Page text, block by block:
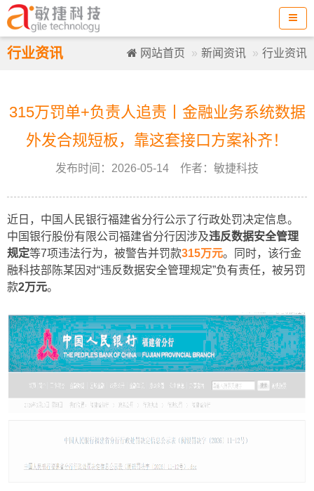
行业资讯 网站首页 新闻资讯 行业资讯
315万罚单+负责人追责丨金融业务系统数据
外发合规短板，靠这套接口方案补齐！
发布时间：2026-05-14 作者：敏捷科技
近日，中国人民银行福建省分行公示了行政处罚决定信息。
中国银行股份有限公司福建省分行因涉及违反数据安全管理
规定等7项违法行为，被警告并罚款315万元。同时，该行金
融科技部陈某因对“违反数据安全管理规定”负有责任，被另罚
款2万元。